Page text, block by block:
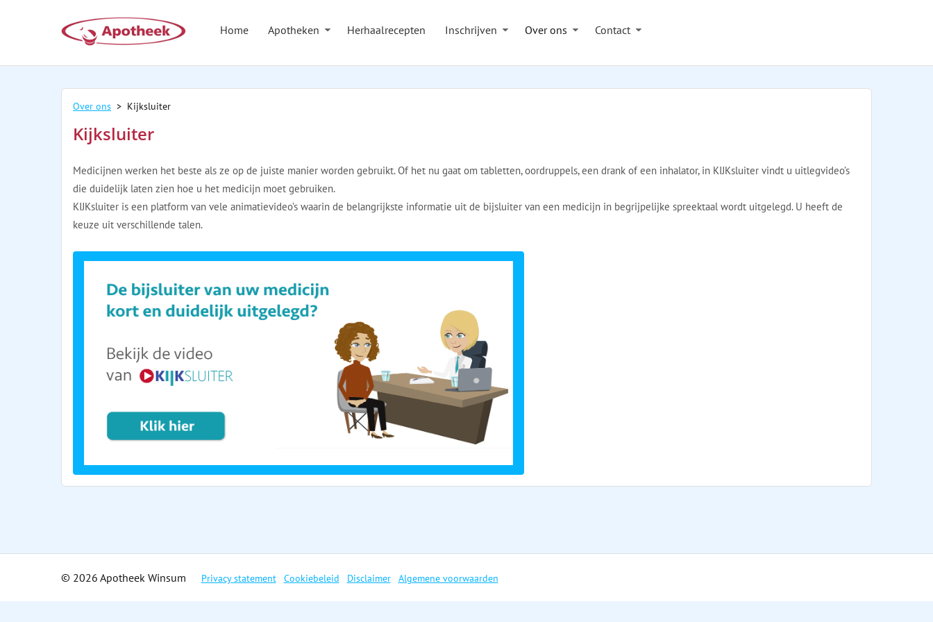
Home Apotheken Herhaalrecepten Inschrijven Over ons Contact
Over ons > Kijksluiter
Kijksluiter
Medicijnen werken het beste als ze op de juiste manier worden gebruikt. Of het nu gaat om tabletten, oordruppels, een drank of een inhalator, in KIJKsluiter vindt u uitlegvideo’s
die duidelijk laten zien hoe u het medicijn moet gebruiken.
KIJKsluiter is een platform van vele animatievideo’s waarin de belangrijkste informatie uit de bijsluiter van een medicijn in begrijpelijke spreektaal wordt uitgelegd. U heeft de
keuze uit verschillende talen.
© 2026 Apotheek Winsum Privacy statement Cookiebeleid Disclaimer Algemene voorwaarden